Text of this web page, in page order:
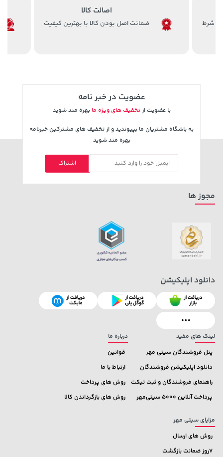
57,280,000 تومان خرید
141,000 تومان
165,900
169,900 تومان
اصالت کالا
ضمانت اصل بودن کالا با بهترین کیفیت
عضویت در خبر نامه
با عضویت ازتخفیف های ویژه ما بهره مند شوید
به باشگاه مشتریان ما بپیوندید و از تخفیف های مشترکین خبرنامه
بهره مند شوید
اشتراک
لینک های مفید
پنل فروشندگان سیتی مهر
دانلود اپلیکیشن فروشندگان
راهنمای فروشندگان و ثبت تیکت
پرداخت آنلاین 5000 سیتی‌مهر
درباره ما
قوانین
ارتباط با ما
روش های پرداخت
روش های بازگرداندن کالا
مزایای سیتی مهر
روش های ارسال
7روز ضمانت بازگشت
مجوز ها
دانلود اپلیکیشن